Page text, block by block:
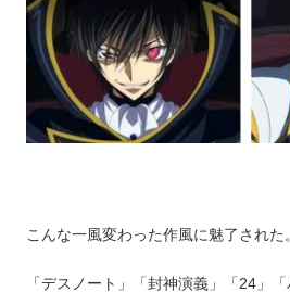
こんな一風変わった作風に魅了された。
「デスノート」「封神演義」「24」